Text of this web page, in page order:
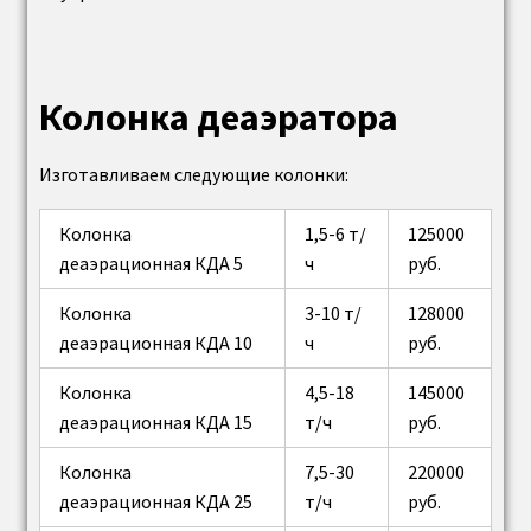
продувки котла
Циклон ЦН 15
Циклон ЦН 24
Винтовая угольная (шнековая) дробилка ВДП,
ВДГ
Колонка деаэратора
Изготавливаем следующие колонки:
Колонка
деаэрационная КДА 5
1,5-6 т/
ч
125000
руб.
Колонка
деаэрационная КДА 10
3-10 т/
ч
128000
руб.
Колонка
деаэрационная КДА 15
4,5-18
т/ч
145000
руб.
Колонка
деаэрационная КДА 25
7,5-30
т/ч
220000
руб.